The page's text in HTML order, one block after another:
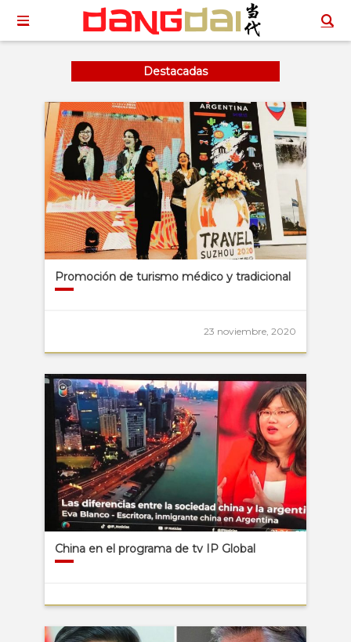
Destacadas
Promoción de turismo médico y tradicional
23 noviembre, 2020
China en el programa de tv IP Global